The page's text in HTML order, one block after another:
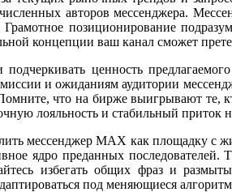
авторов мессенджера.
позиционирование
концепции ваш канал сможет
ценность
и ожиданиям аудитории
что на бирже выигрывают те,
лояльность и стабильный приток
мессенджер MAX как площадку
ядро преданных
избегать общих фраз и
под меняющиеся